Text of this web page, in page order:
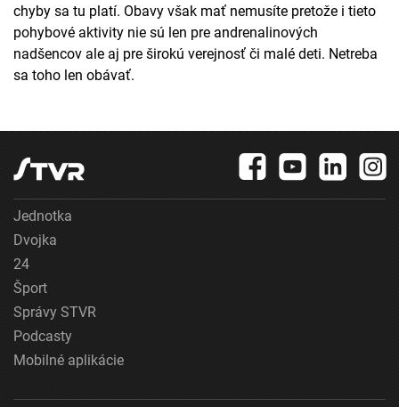
chyby sa tu platí. Obavy však mať nemusíte pretože i tieto
pohybové aktivity nie sú len pre andrenalinových
nadšencov ale aj pre širokú verejnosť či malé deti. Netreba
sa toho len obávať.
Jednotka
Dvojka
24
Šport
Správy STVR
Podcasty
Mobilné aplikácie